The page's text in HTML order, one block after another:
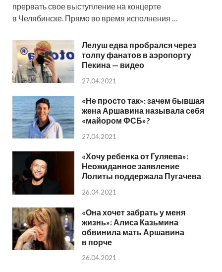
прервать свое выступление на концерте
в Челябинске. Прямо во время исполнения …
Лелуш едва пробрался через
толпу фанатов в аэропорту
Пекина — видео
27.04.2021
«Не просто так»: зачем бывшая
жена Аршавина называла себя
«майором ФСБ»?
27.04.2021
«Хочу ребенка от Гуляева»:
Неожиданное заявление
Лолиты поддержала Пугачева
26.04.2021
«Она хочет забрать у меня
жизнь»: Алиса Казьмина
обвинила мать Аршавина
в порче
26.04.2021